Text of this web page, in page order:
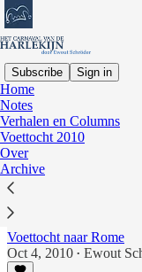
Subscribe Sign in
Home
Notes
Verhalen en Columns
Voettocht 2010
Over
Archive
voettocht
Latest
Dag 93 | LA STORTA
Voettocht naar Rome
Oct 4, 2010 • Ewout